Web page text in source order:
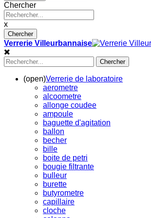
Chercher
x
Chercher
Verrerie Villeurbannaise
Chercher
(open)Verrerie de laboratoire
aerometre
alcoometre
allonge coudee
ampoule
baguette d'agitation
ballon
becher
bille
boite de petri
bougie filtrante
bulleur
burette
butyrometre
capillaire
cloche